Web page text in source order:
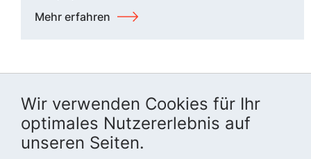
Wir verwenden Cookies für Ihr
optimales Nutzererlebnis auf
unseren Seiten.
Mehr erfahren